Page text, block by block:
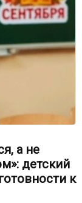
а не
детский
к